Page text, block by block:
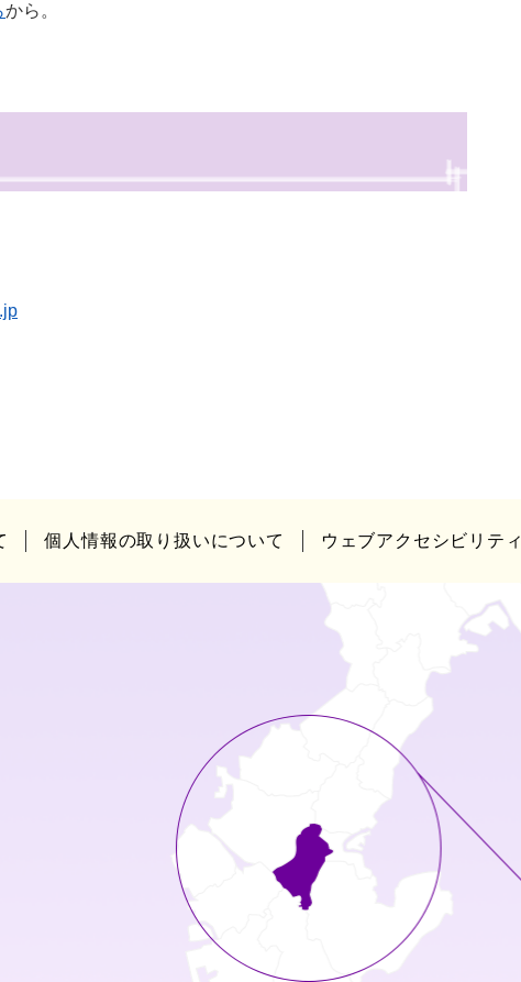
から。
個人情報の取り扱いについて ウェブアクセシビリティ